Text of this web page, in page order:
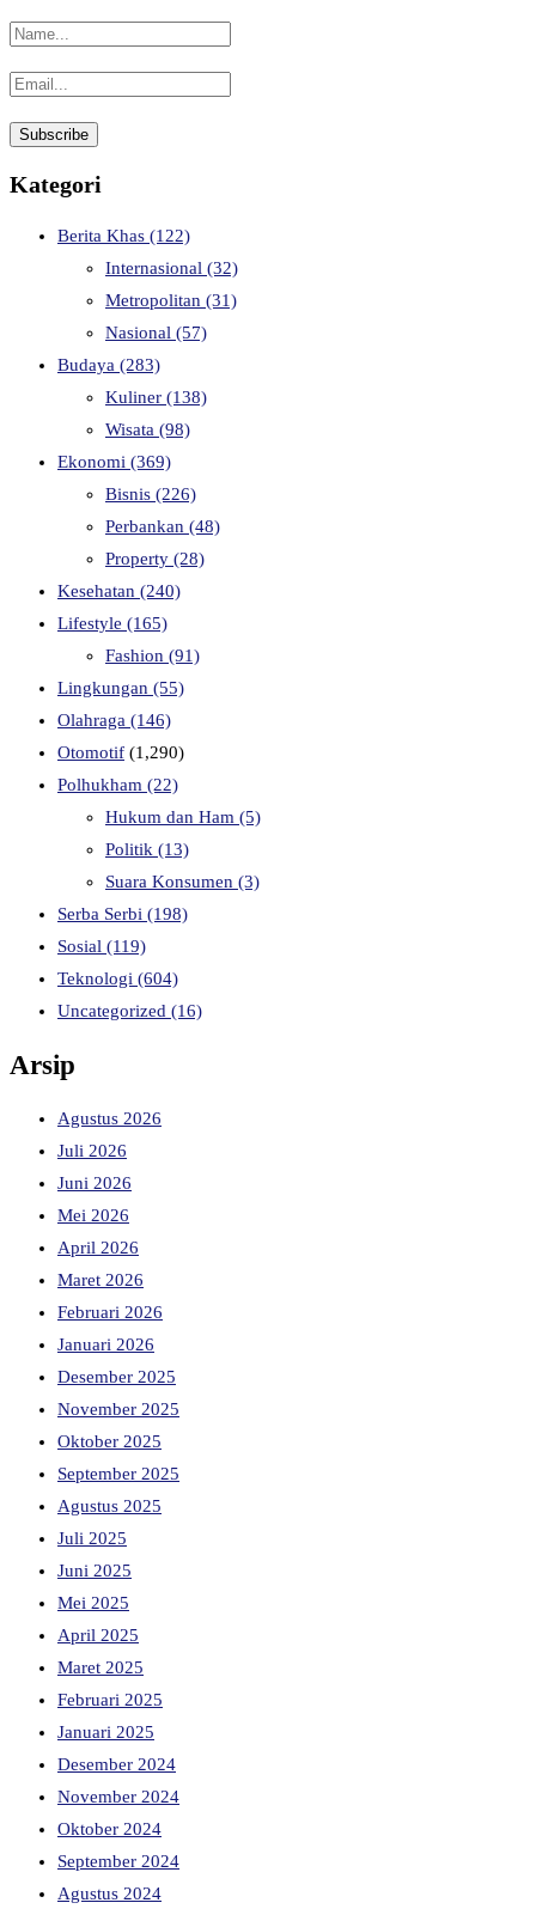
Kategori
Berita Khas (122)
Internasional (32)
Metropolitan (31)
Nasional (57)
Budaya (283)
Kuliner (138)
Wisata (98)
Ekonomi (369)
Bisnis (226)
Perbankan (48)
Property (28)
Kesehatan (240)
Lifestyle (165)
Fashion (91)
Lingkungan (55)
Olahraga (146)
Otomotif (1,290)
Polhukham (22)
Hukum dan Ham (5)
Politik (13)
Suara Konsumen (3)
Serba Serbi (198)
Sosial (119)
Teknologi (604)
Uncategorized (16)
Arsip
Agustus 2026
Juli 2026
Juni 2026
Mei 2026
April 2026
Maret 2026
Februari 2026
Januari 2026
Desember 2025
November 2025
Oktober 2025
September 2025
Agustus 2025
Juli 2025
Juni 2025
Mei 2025
April 2025
Maret 2025
Februari 2025
Januari 2025
Desember 2024
November 2024
Oktober 2024
September 2024
Agustus 2024